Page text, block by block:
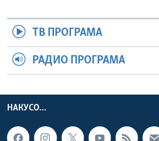
ТВ ПРОГРАМА
РАДИО ПРОГРАМА
НАКУСО...